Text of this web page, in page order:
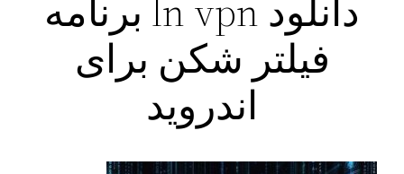
دانلود ln vpn برنامه
فیلتر شکن برای
اندروید